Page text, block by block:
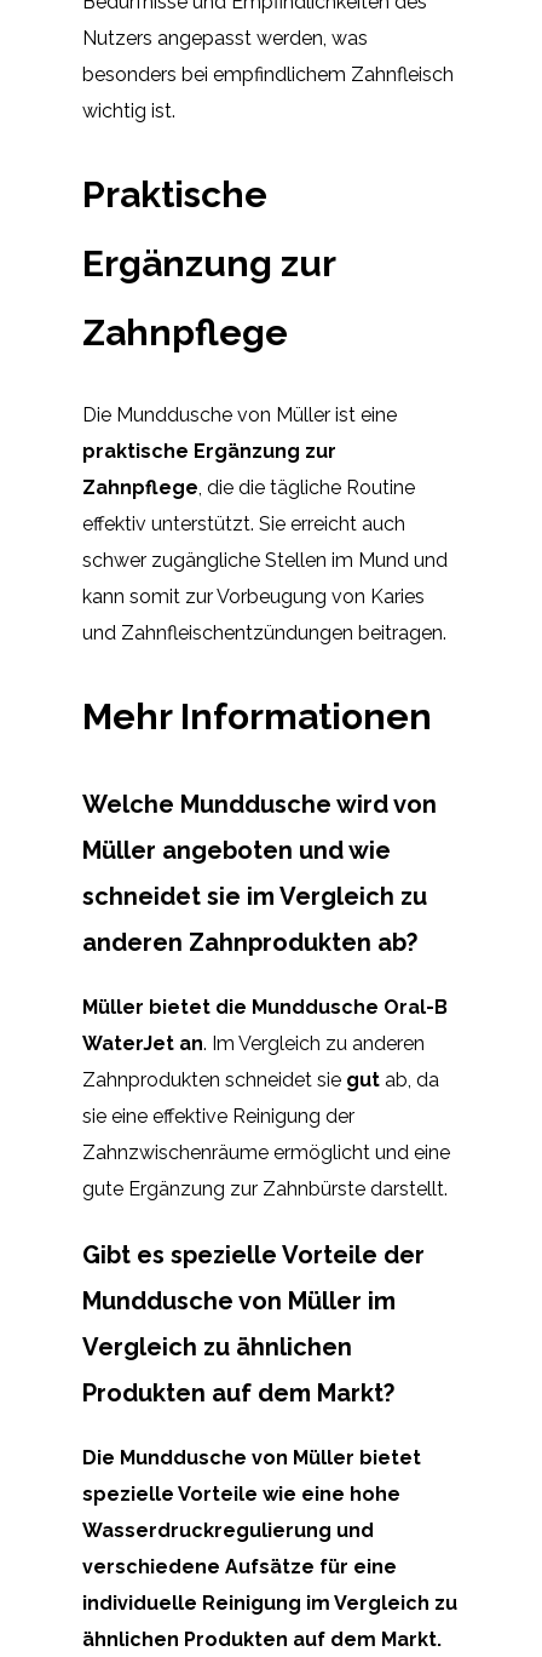
Nutzers angepasst werden, was
besonders bei empfindlichem Zahnfleisch
wichtig ist.
Praktische
Ergänzung zur
Zahnpflege
Die Munddusche von Müller ist eine
praktische Ergänzung zur
Zahnpflege, die die tägliche Routine
effektiv unterstützt. Sie erreicht auch
schwer zugängliche Stellen im Mund und
kann somit zur Vorbeugung von Karies
und Zahnfleischentzündungen beitragen.
Mehr Informationen
Welche Munddusche wird von
Müller angeboten und wie
schneidet sie im Vergleich zu
anderen Zahnprodukten ab?
Müller bietet die Munddusche Oral-B
WaterJet an. Im Vergleich zu anderen
Zahnprodukten schneidet sie gut ab, da
sie eine effektive Reinigung der
Zahnzwischenräume ermöglicht und eine
gute Ergänzung zur Zahnbürste darstellt.
Gibt es spezielle Vorteile der
Munddusche von Müller im
Vergleich zu ähnlichen
Produkten auf dem Markt?
Die Munddusche von Müller bietet
spezielle Vorteile wie eine hohe
Wasserdruckregulierung und
verschiedene Aufsätze für eine
individuelle Reinigung im Vergleich zu
ähnlichen Produkten auf dem Markt.